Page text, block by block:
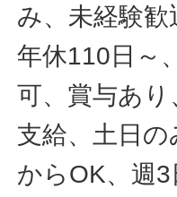
み、未経験
年休110日～
可、賞与あ
支給、土日
からOK、週